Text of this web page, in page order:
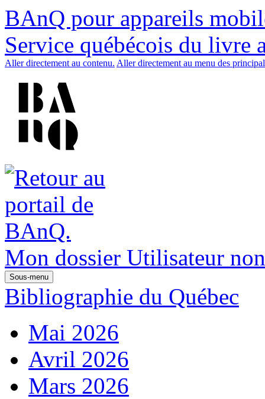
BAnQ pour appareils
Service québécois du livre
Aller directement au contenu. Aller directement au menu des
Mon dossier Utilisateur
Sous-menu
Bibliographie du Québec
Mai 2026
Avril 2026
Mars 2026